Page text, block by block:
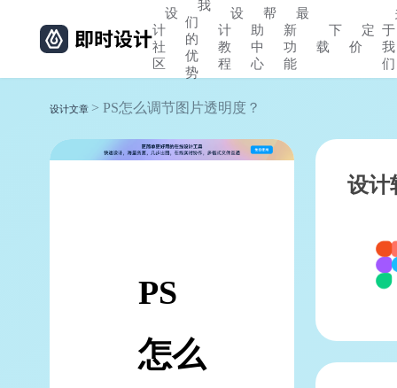
设
计
社
区
我
们
的
优
势
设
计
教
程
帮
助
中
心
最
新
功
能
下
载
定
价
于
我
们
设计文章 > PS怎么调节图片透明度？
PS
怎么
设计